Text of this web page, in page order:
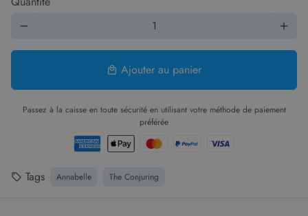
remove add
local_mall Ajouter au panier
Passez à la caisse en toute sécurité en utilisant votre méthode de paiement
préférée
local_offer Tags Annabelle The Conjuring